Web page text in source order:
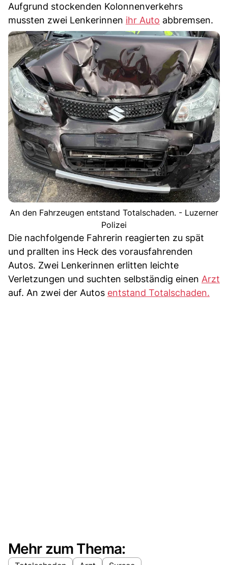
Aufgrund stockenden Kolonnenverkehrs
mussten zwei Lenkerinnen ihr Auto abbremsen.
An den Fahrzeugen entstand Totalschaden. - Luzerner
Polizei
Die nachfolgende Fahrerin reagierten zu spät
und prallten ins Heck des vorausfahrenden
Autos. Zwei Lenkerinnen erlitten leichte
Verletzungen und suchten selbständig einen Arzt
auf. An zwei der Autos entstand Totalschaden.
Mehr zum Thema: